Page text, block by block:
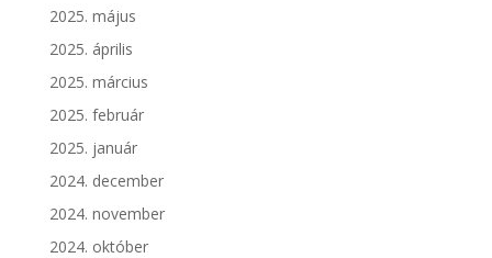
2025. május
2025. április
2025. március
2025. február
2025. január
2024. december
2024. november
2024. október